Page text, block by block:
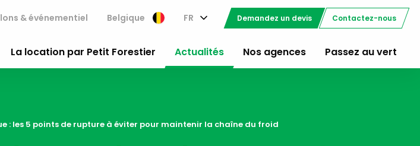
& événementiel Belgique FR Demandez un devis Contactez-nous
La location par Petit Forestier Actualités Nos agences Passez au vert
: les 5 points de rupture à éviter pour maintenir la chaîne du froid